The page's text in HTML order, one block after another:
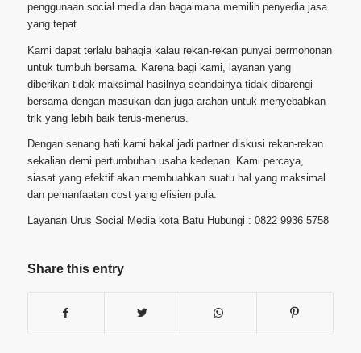
penggunaan social media dan bagaimana memilih penyedia jasa
yang tepat.
Kami dapat terlalu bahagia kalau rekan-rekan punyai permohonan
untuk tumbuh bersama. Karena bagi kami, layanan yang
diberikan tidak maksimal hasilnya seandainya tidak dibarengi
bersama dengan masukan dan juga arahan untuk menyebabkan
trik yang lebih baik terus-menerus.
Dengan senang hati kami bakal jadi partner diskusi rekan-rekan
sekalian demi pertumbuhan usaha kedepan. Kami percaya,
siasat yang efektif akan membuahkan suatu hal yang maksimal
dan pemanfaatan cost yang efisien pula.
Layanan Urus Social Media kota Batu Hubungi : 0822 9936 5758
Share this entry